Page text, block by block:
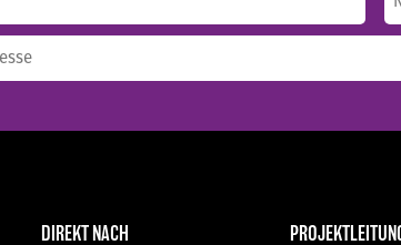
DIREKT NACH